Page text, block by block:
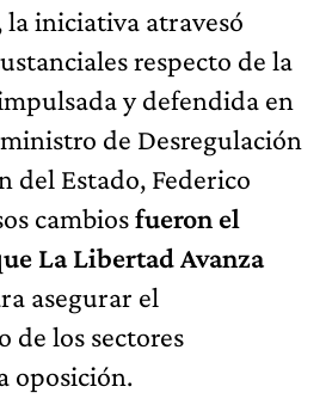
la iniciativa atravesó
respecto de la
y defendida en
de Desregulación
del Estado, Federico
cambiosfueron el
La Libertad Avanza
asegurar el
de los sectores
oposición.